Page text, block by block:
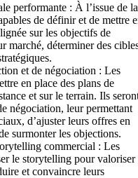
performante : À l’issue de la
de définir et de mettre
sur les objectifs de
marché, déterminer des
et de négociation : Les
en place des plans de
et sur le terrain. Ils
négociation, leur permettant
d’ajuster leurs offres en
surmonter les objections.
commercial : Les
le storytelling pour valoriser
et convaincre leurs